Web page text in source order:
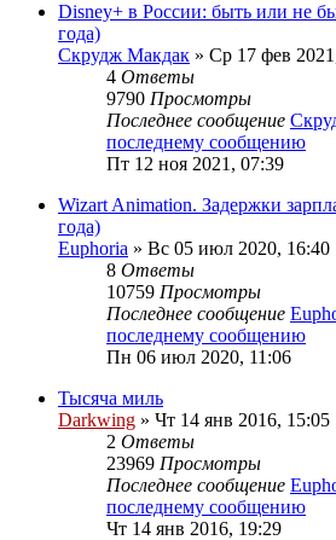
Disney+ в России: быть или не
года)
Скрудж Макдак » Ср 17 фев
4 Ответы
9790 Просмотры
Последнее сообщение
последнему сообщению
Пт 12 ноя 2021, 07:39
Wizart Animation. Задержки
года)
Euphoria » Вс 05 июл 2020, 16:40
8 Ответы
10759 Просмотры
Последнее сообщение
последнему сообщению
Пн 06 июл 2020, 11:06
Тысяча миль
Darkwing » Чт 14 янв 2016, 15:05
2 Ответы
23969 Просмотры
Последнее сообщение
последнему сообщению
Чт 14 янв 2016, 19:29